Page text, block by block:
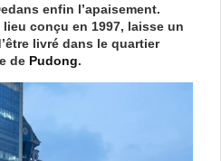
enfin l’apaisement.
conçu en 1997, laisse un
livré dans le quartier
de Pudong.